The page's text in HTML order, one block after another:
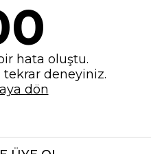
hata oluştu.
deneyiniz.
dön